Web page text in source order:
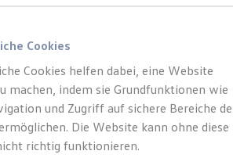
Serviceangebote
Angebote
Leasing
Gebrauchtwagen-Leasing
Leasing
Leasing
ohne Anzahlung
Cookies
Cookies helfen dabei, eine Website
machen, indem sie Grundfunktionen wie
und Zugriff auf sichere Bereiche
Die Website kann ohne diese
richtig funktionieren.